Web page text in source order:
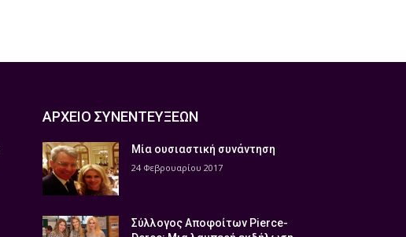
ΑΡΧΕΙΟ ΣΥΝΕΝΤΕΥΞΕΩΝ
Μία ουσιαστική συνάντηση
24 Φεβρουαρίου 2017
Σύλλογος Αποφοίτων Pierce-